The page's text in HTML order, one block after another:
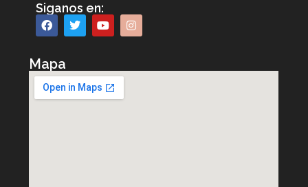
Siganos en:
Mapa